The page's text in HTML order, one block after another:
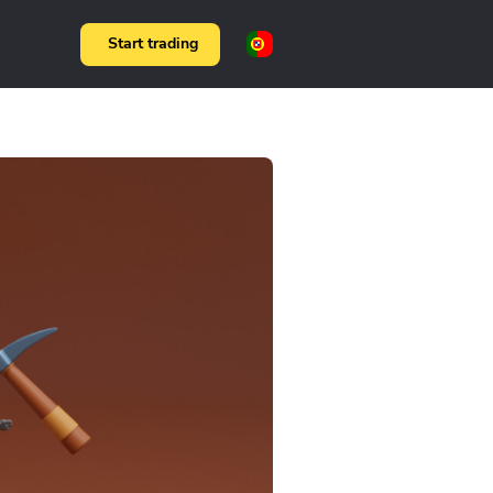
Start trading